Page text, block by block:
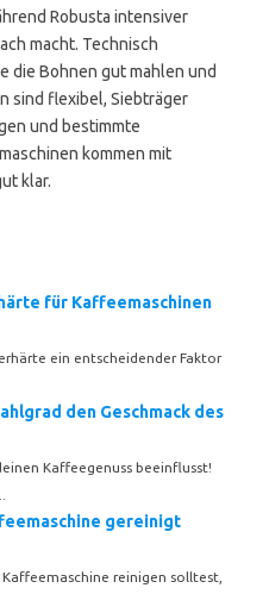
Robusta intensiver
macht. Technisch
die Bohnen gut mahlen und
sind flexibel, Siebträger
und bestimmte
kommen mit
klar.
für Kaffeemaschinen
ein entscheidender Faktor
den Geschmack des
Kaffeegenuss beeinflusst!
gereinigt
reinigen solltest,